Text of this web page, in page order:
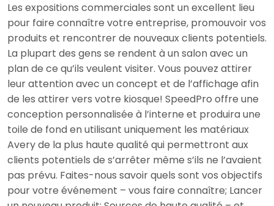
Les expositions commerciales sont un excellent lieu
pour faire connaître votre entreprise, promouvoir vos
produits et rencontrer de nouveaux clients potentiels.
La plupart des gens se rendent à un salon avec un
plan de ce qu’ils veulent visiter. Vous pouvez attirer
leur attention avec un concept et de l’affichage afin
de les attirer vers votre kiosque! SpeedPro offre une
conception personnalisée à l’interne et produira une
toile de fond en utilisant uniquement les matériaux
Avery de la plus haute qualité qui permettront aux
clients potentiels de s’arrêter même s’ils ne l’avaient
pas prévu. Faites-nous savoir quels sont vos objectifs
pour votre événement – vous faire connaître; Lancer